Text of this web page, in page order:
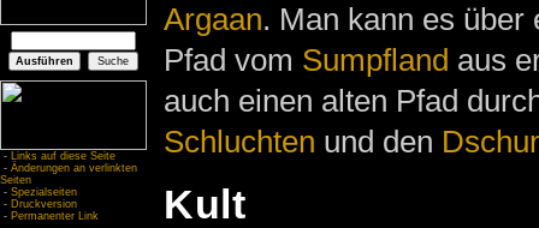
- Links auf diese Seite
- Änderungen an verlinkten
Seiten
- Spezialseiten
- Druckversion
- Permanenter Link
Argaan. Man kann es über
Pfad vom Sumpfland aus
auch einen alten Pfad
Schluchten und den
Kult